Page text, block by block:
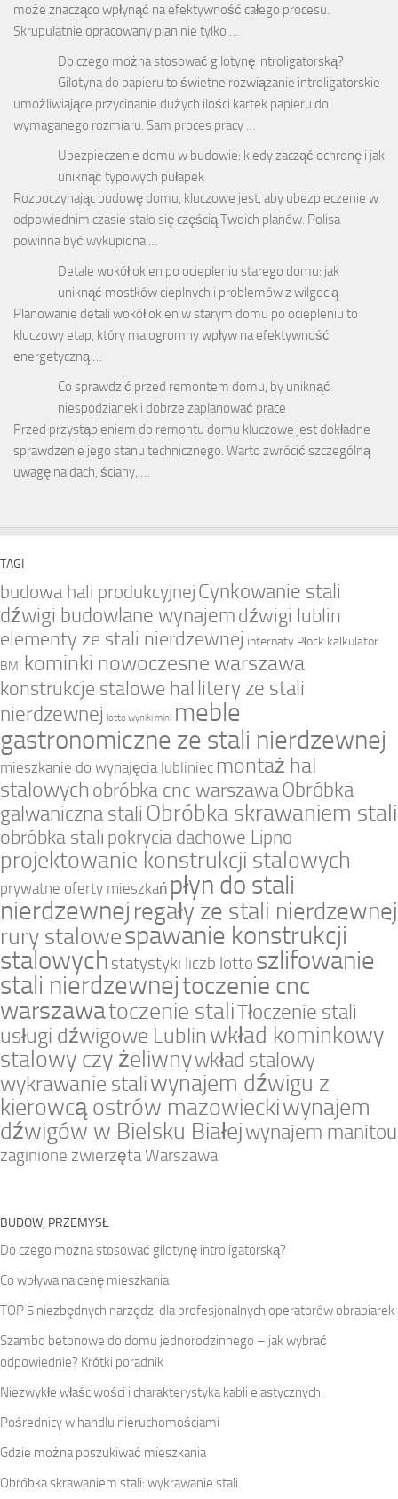
może znacząco wpłynąć na efektywność całego procesu.
Skrupulatnie opracowany plan nie tylko …
Do czego można stosować gilotynę introligatorską?
Gilotyna do papieru to świetne rozwiązanie introligatorskie
umożliwiające przycinanie dużych ilości kartek papieru do
wymaganego rozmiaru. Sam proces pracy …
Ubezpieczenie domu w budowie: kiedy zacząć ochronę i jak
uniknąć typowych pułapek
Rozpoczynając budowę domu, kluczowe jest, aby ubezpieczenie w
odpowiednim czasie stało się częścią Twoich planów. Polisa
powinna być wykupiona …
Detale wokół okien po ociepleniu starego domu: jak
uniknąć mostków cieplnych i problemów z wilgocią
Planowanie detali wokół okien w starym domu po ociepleniu to
kluczowy etap, który ma ogromny wpływ na efektywność
energetyczną …
Co sprawdzić przed remontem domu, by uniknąć
niespodzianek i dobrze zaplanować prace
Przed przystąpieniem do remontu domu kluczowe jest dokładne
sprawdzenie jego stanu technicznego. Warto zwrócić szczególną
uwagę na dach, ściany, …
TAGI
budowa hali produkcyjnej Cynkowanie stali
dźwigi budowlane wynajemdźwigi lublin
elementy ze stali nierdzewnej internaty Płock kalkulator
BMI kominki nowoczesne warszawa
konstrukcje stalowe hal litery ze stali
nierdzewnej lotto wyniki mini meble
gastronomiczne ze stali nierdzewnej
mieszkanie do wynajęcia lubliniec montaż hal
stalowych obróbka cnc warszawaObróbka
galwaniczna stali Obróbka skrawaniem stali
obróbka stali pokrycia dachowe Lipno
projektowanie konstrukcji stalowych
prywatne oferty mieszkań płyn do stali
nierdzewnej regały ze stali nierdzewnej
rury stalowespawanie konstrukcji
stalowych statystyki liczb lotto szlifowanie
stali nierdzewnejtoczenie cnc
warszawatoczenie staliTłoczenie stali
usługi dźwigowe Lublin wkład kominkowy
stalowy czy żeliwnywkład stalowy
wykrawanie staliwynajem dźwigu z
kierowcą ostrów mazowieckiwynajem
dźwigów w Bielsku Białejwynajem manitou
zaginione zwierzęta Warszawa
BUDOW, PRZEMYSŁ
Do czego można stosować gilotynę introligatorską?
Co wpływa na cenę mieszkania
TOP 5 niezbędnych narzędzi dla profesjonalnych operatorów obrabiarek
Szambo betonowe do domu jednorodzinnego – jak wybrać
odpowiednie? Krótki poradnik
Niezwykłe właściwości i charakterystyka kabli elastycznych.
Pośrednicy w handlu nieruchomościami
Gdzie można poszukiwać mieszkania
Obróbka skrawaniem stali: wykrawanie stali